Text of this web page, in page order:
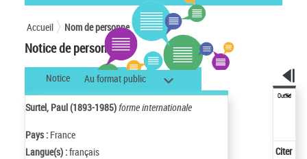
Accueil Nom de personne
Notice de personne
Notice Au format public
Surtel, Paul (1893-1985)forme internationale
Pays : France
Langue(s) :français
Outils
Citer